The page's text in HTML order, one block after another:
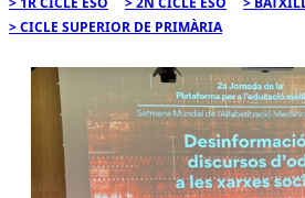
CICLE SUPERIOR DE PRIMÀRIA